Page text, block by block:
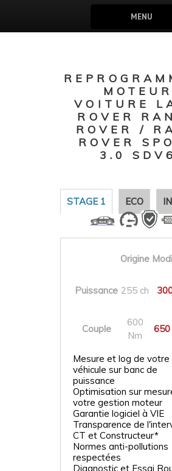
MENU
MOTEUR
VOITURE
ROVER
ROVER /
ROVER
3.0 SDV6
STAGE 1 ECO
Origine
Puissance 255 ch
Couple
600
Nm
650
Mesure et log de votre
véhicule sur banc de
puissance
Optimisation sur
votre gestion moteur
Garantie logiciel à VIE
Transparence de
CT et Constructeur*
Normes anti-pollutions
respectées
Diagnostic et Essai